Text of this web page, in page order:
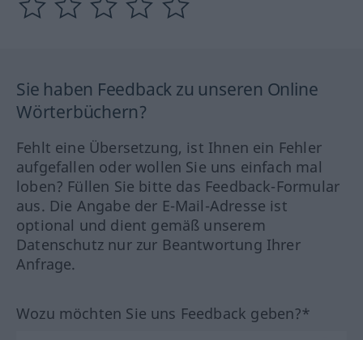
Sie haben Feedback zu unseren Online
Wörterbüchern?
Fehlt eine Übersetzung, ist Ihnen ein Fehler
aufgefallen oder wollen Sie uns einfach mal
loben? Füllen Sie bitte das Feedback-Formular
aus. Die Angabe der E-Mail-Adresse ist
optional und dient gemäß unserem
Datenschutz nur zur Beantwortung Ihrer
Anfrage.
Wozu möchten Sie uns Feedback geben?*